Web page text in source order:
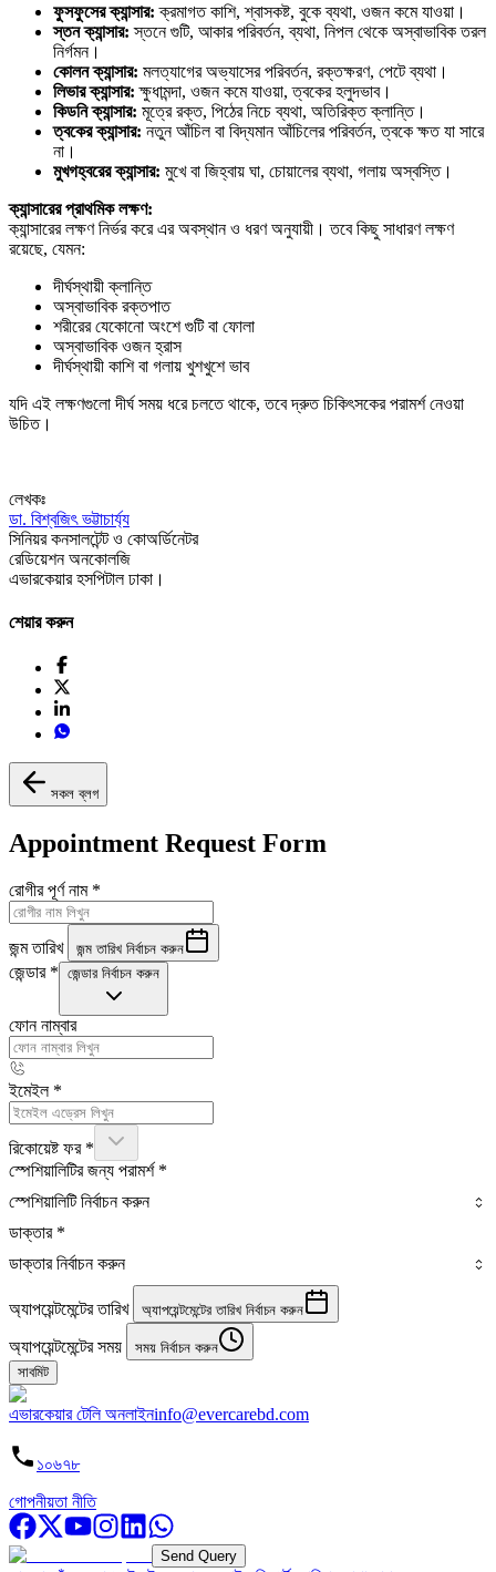
ফুসফুসেরক্যান্সার: ক্রমাগত কাশি, শ্বাসকষ্ট, বুকে ব্যথা, ওজন কমে যাওয়া।
স্তনক্যান্সার: স্তনে গুটি, আকার পরিবর্তন, ব্যথা, নিপল থেকে অস্বাভাবিক তরল
নির্গমন।
কোলনক্যান্সার: মলত্যাগের অভ্যাসের পরিবর্তন, রক্তক্ষরণ, পেটে ব্যথা।
লিভারক্যান্সার: ক্ষুধামন্দা, ওজন কমে যাওয়া, ত্বকের হলুদভাব।
কিডনিক্যান্সার: মূত্রে রক্ত, পিঠের নিচে ব্যথা, অতিরিক্ত ক্লান্তি।
ত্বকেরক্যান্সার: নতুন আঁচিল বা বিদ্যমান আঁচিলের পরিবর্তন, ত্বকে ক্ষত যা সারে
না।
মুখগহ্বরেরক্যান্সার: মুখে বা জিহ্বায় ঘা, চোয়ালের ব্যথা, গলায় অস্বস্তি।
ক্যান্সারেরপ্রাথমিকলক্ষণ:
ক্যান্সারের লক্ষণ নির্ভর করে এর অবস্থান ও ধরণ অনুযায়ী। তবে কিছু সাধারণ লক্ষণ
রয়েছে, যেমন:
দীর্ঘস্থায়ী ক্লান্তি
অস্বাভাবিক রক্তপাত
শরীরের যেকোনো অংশে গুটি বা ফোলা
অস্বাভাবিক ওজন হ্রাস
দীর্ঘস্থায়ী কাশি বা গলায় খুশখুশে ভাব
যদি এই লক্ষণগুলো দীর্ঘ সময় ধরে চলতে থাকে, তবে দ্রুত চিকিৎসকের পরামর্শ নেওয়া
উচিত।
লেখকঃ
ডা. বিশ্বজিৎ ভট্টাচার্য্য
সিনিয়র কনসালটেন্ট ও কোঅর্ডিনেটর
রেডিয়েশন অনকোলজি
এভারকেয়ার হসপিটাল ঢাকা।
শেয়ার করুন
সকল ব্লগ
Appointment Request Form
রোগীর পূর্ণ নাম *
জন্ম তারিখ জন্ম তারিখ নির্বাচন করুন
জেন্ডার * জেন্ডার নির্বাচন করুন
ফোন নাম্বার
ইমেইল *
রিকোয়েষ্ট ফর *
স্পেশিয়ালিটির জন্য পরামর্শ *
স্পেশিয়ালিটি নির্বাচন করুন
ডাক্তার *
ডাক্তার নির্বাচন করুন
অ্যাপয়েন্টমেন্টের তারিখ অ্যাপয়েন্টমেন্টের তারিখ নির্বাচন করুন
অ্যাপয়েন্টমেন্টের সময়
সময় নির্বাচন করুন
সাবমিট
এভারকেয়ার টেলি অনলাইনinfo@evercarebd.com
১০৬৭৮
গোপনীয়তা নীতি
Send Query